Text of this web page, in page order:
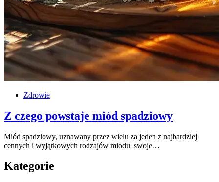
Zdrowie
Z czego powstaje miód spadziowy
Miód spadziowy, uznawany przez wielu za jeden z najbardziej
cennych i wyjątkowych rodzajów miodu, swoje…
Kategorie